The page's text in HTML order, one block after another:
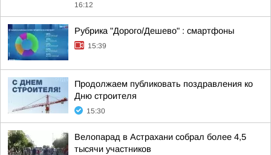
16:12
Рубрика "Дорого/Дешево" : смартфоны
15:39
Продолжаем публиковать поздравления ко
Дню строителя
15:30
Велопарад в Астрахани собрал более 4,5
тысячи участников